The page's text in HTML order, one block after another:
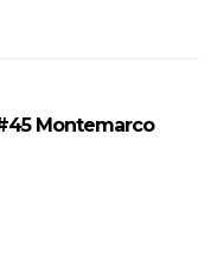
#45 Montemarco